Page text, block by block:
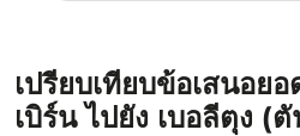
เปรียบเทียบข้อเสนอย
เบิร์น ไปยัง เบอลีตุง (